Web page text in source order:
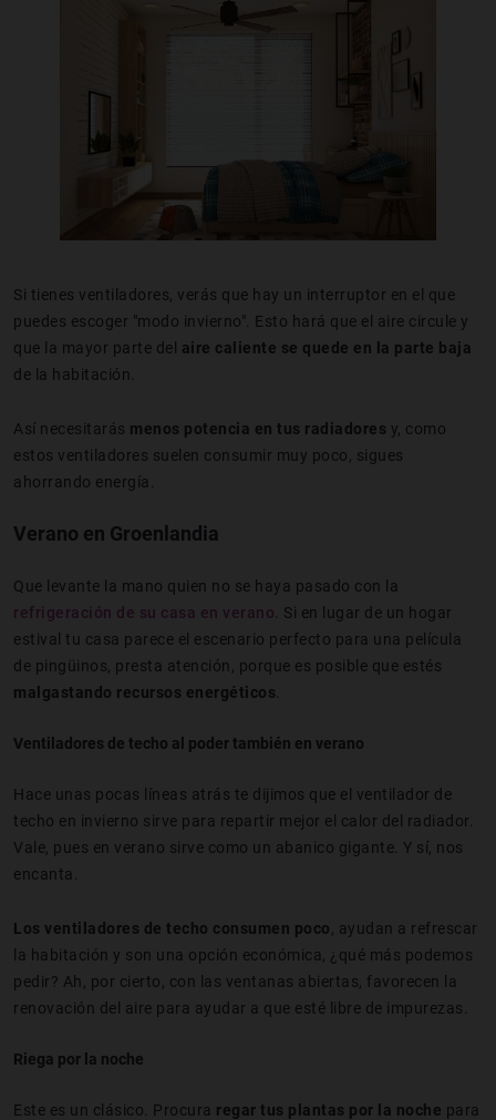
Si tienes ventiladores, verás que hay un interruptor en el que
puedes escoger "modo invierno". Esto hará que el aire circule y
que la mayor parte del aire caliente se quede en la parte baja
de la habitación.
Así necesitarás menos potencia en tus radiadores y, como
estos ventiladores suelen consumir muy poco, sigues
ahorrando energía.
Verano en Groenlandia
Que levante la mano quien no se haya pasado con la
refrigeración de su casa en verano . Si en lugar de un hogar
estival tu casa parece el escenario perfecto para una película
de pingüinos, presta atención, porque es posible que estés
malgastando recursos energéticos
Ventiladores de techo al poder también en verano
Hace unas pocas líneas atrás te dijimos que el ventilador de
techo en invierno sirve para repartir mejor el calor del radiador.
Vale, pues en verano sirve como un abanico gigante. Y sí, nos
encanta.
Los ventiladores de techo consumen poco , ayudan a refrescar
la habitación y son una opción económica, ¿qué más podemos
pedir? Ah, por cierto, con las ventanas abiertas, favorecen la
renovación del aire para ayudar a que esté libre de impurezas.
Riega por la noche
Este es un clásico. Procura regar tus plantas por la noche para